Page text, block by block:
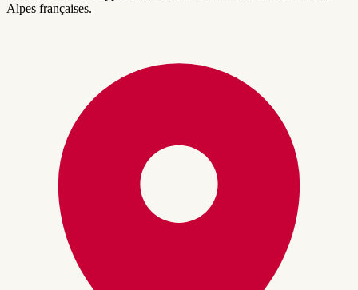
Alpes françaises.